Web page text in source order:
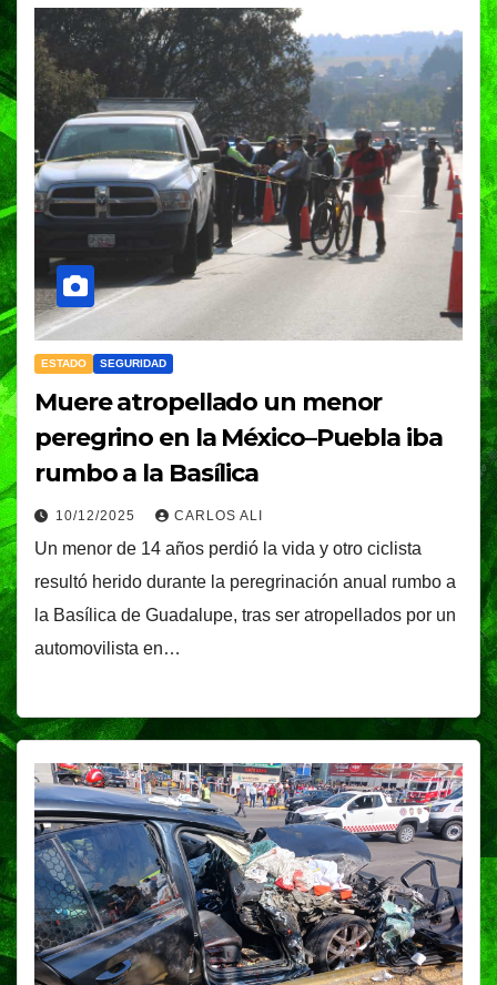
ESTADO SEGURIDAD
Muere atropellado un menor
peregrino en la México–Puebla iba
rumbo a la Basílica
10/12/2025 CARLOS ALI
Un menor de 14 años perdió la vida y otro ciclista
resultó herido durante la peregrinación anual rumbo a
la Basílica de Guadalupe, tras ser atropellados por un
automovilista en…